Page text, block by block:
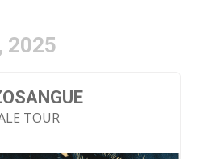
2025
TOUR